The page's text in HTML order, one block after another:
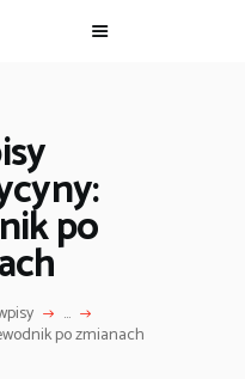
po
...
po zmianach